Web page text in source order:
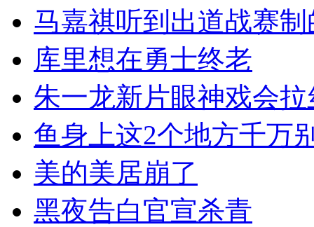
马嘉祺听到出道战赛
库里想在勇士终老
朱一龙新片眼神戏会拉
鱼身上这2个地方千万
美的美居崩了
黑夜告白官宣杀青